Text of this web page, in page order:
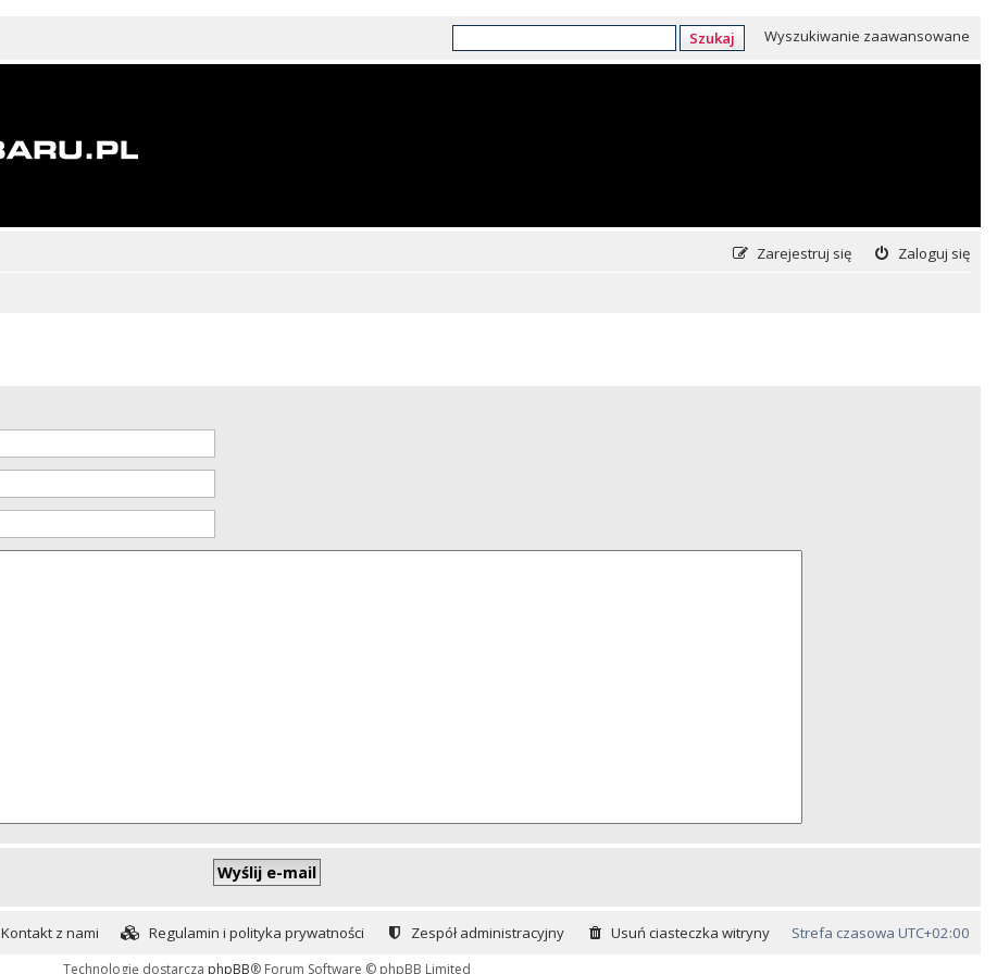
Szukaj Wyszukiwanie zaawansowane
Zaloguj się
Zarejestruj się
Strefa czasowa UTC+02:00
Usuń ciasteczka witryny
Zespół administracyjny
Regulamin i polityka prywatności
Kontakt z nami
Technologię dostarcza phpBB® Forum Software © phpBB Limited